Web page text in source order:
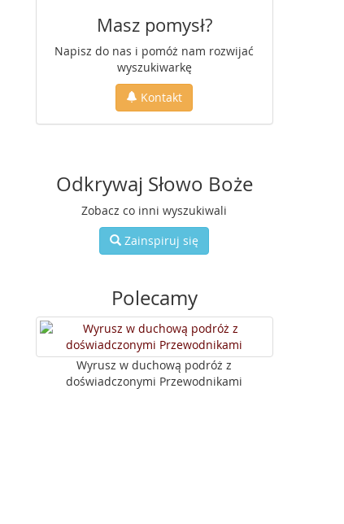
Masz pomysł?
Napisz do nas i pomóż nam rozwijać
wyszukiwarkę
Kontakt
Odkrywaj Słowo Boże
Zobacz co inni wyszukiwali
Zainspiruj się
Polecamy
Wyrusz w duchową podróż z
doświadczonymi Przewodnikami